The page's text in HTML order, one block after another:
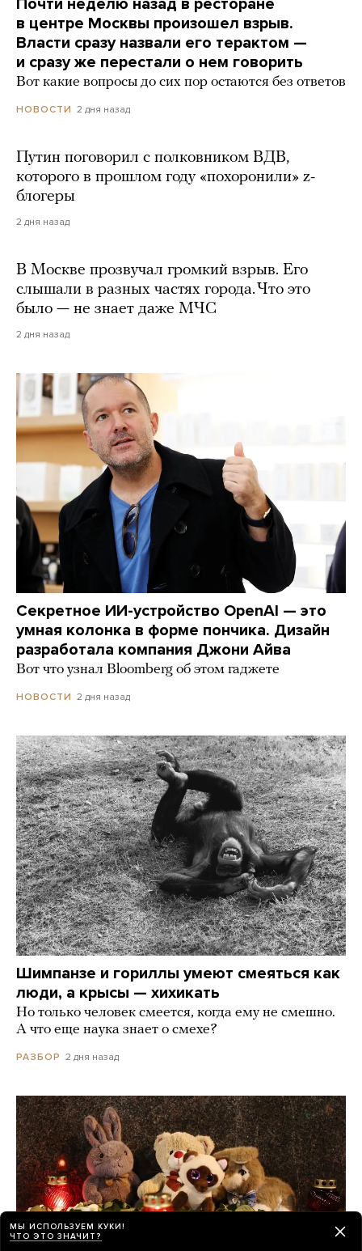
в центре Москвы произошел взрыв.
Власти сразу назвали его терактом —
и сразу же перестали о нем говорить
Вот какие вопросы до сих пор остаются без ответов
НОВОСТИ 2 дня назад
Путин поговорил с полковником ВДВ,
которого в прошлом году «похоронили» z-
блогеры
2 дня назад
В Москве прозвучал громкий взрыв. Его
слышали в разных частях города. Что это
было — не знает даже МЧС
2 дня назад
Секретное ИИ-устройство OpenAI — это
умная колонка в форме пончика. Дизайн
разработала компания Джони Айва
Вот что узнал Bloomberg об этом гаджете
НОВОСТИ 2 дня назад
Шимпанзе и гориллы умеют смеяться как
люди, а крысы — хихикать
Но только человек смеется, когда ему не смешно.
А что еще наука знает о смехе?
РАЗБОР 2 дня назад
МЫ ИСПОЛЬЗУЕМ КУКИ!
ЧТО ЭТО ЗНАЧИТ?